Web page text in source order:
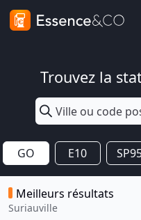
Trouvez la
GO E10
Meilleurs résultats
Suriauville